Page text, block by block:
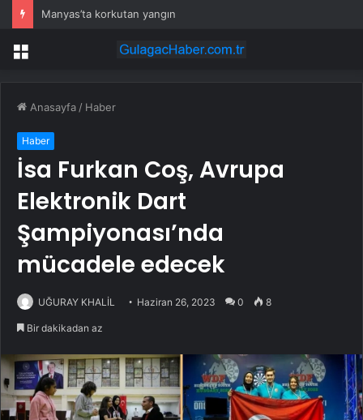
Manyas’ta korkutan yangın
Menü
Anasayfa / Haber
Haber
İsa Furkan Coş, Avrupa
Elektronik Dart
Şampiyonası’nda
mücadele edecek
UĞURAY KHALİL Haziran 26, 2023 0 8
Bir dakikadan az